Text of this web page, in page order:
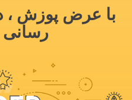
با عرض پوزش ،